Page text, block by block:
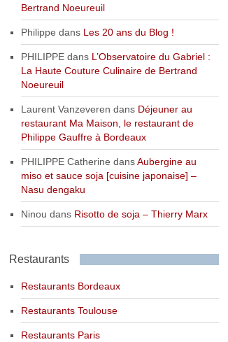
Bertrand Noeureuil
Philippe dans Les 20 ans du Blog !
PHILIPPEdans L’Observatoire du Gabriel :
La Haute Couture Culinaire de Bertrand
Noeureuil
Laurent Vanzeveren dans Déjeuner au
restaurant Ma Maison, le restaurant de
Philippe Gauffre à Bordeaux
PHILIPPE Catherine dansAubergine au
miso et sauce soja [cuisine japonaise] –
Nasu dengaku
Ninou dans Risotto de soja – Thierry Marx
Restaurants
Restaurants Bordeaux
Restaurants Toulouse
Restaurants Paris